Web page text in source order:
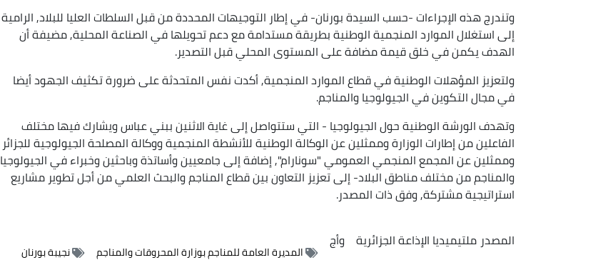
وتندرج هذه الإجراءات -حسب السيدة بورنان- في إطار التوجيهات المحددة من قبل السلطات العليا للبلاد, الرامية
إلى استغلال الموارد المنجمية الوطنية بطريقة مستدامة مع دعم تحويلها في الصناعة المحلية, مضيفة أن
الهدف يكمن في خلق قيمة مضافة على المستوى المحلي قبل التصدير.
ولتعزيز المؤهلات الوطنية في قطاع الموارد المنجمية, أكدت نفس المتحدثة على ضرورة تكثيف الجهود أيضا
في مجال التكوين في الجيولوجيا والمناجم.
وتهدف الورشة الوطنية حول الجيولوجيا - التي ستتواصل إلى غاية الاثنين ببني عباس ويشارك فيها مختلف
الفاعلين من إطارات الوزارة وممثلين عن الوكالة الوطنية للأنشطة المنجمية ووكالة المصلحة الجيولوجية للجزائر
وممثلين عن المجمع المنجمي العمومي "سونارام", إضافة إلى جامعيين وأساتذة وباحثين وخبراء في الجيولوجيا
والمناجم من مختلف مناطق البلاد- إلى تعزيز التعاون بين قطاع المناجم والبحث العلمي من أجل تطوير مشاريع
استراتيجية مشتركة, وفق ذات المصدر.
المصدر ملتيميديا الإذاعة الجزائرية وأج
المديرة العامة للمناجم بوزارة المحروقات والمناجم نجيبة بورنان